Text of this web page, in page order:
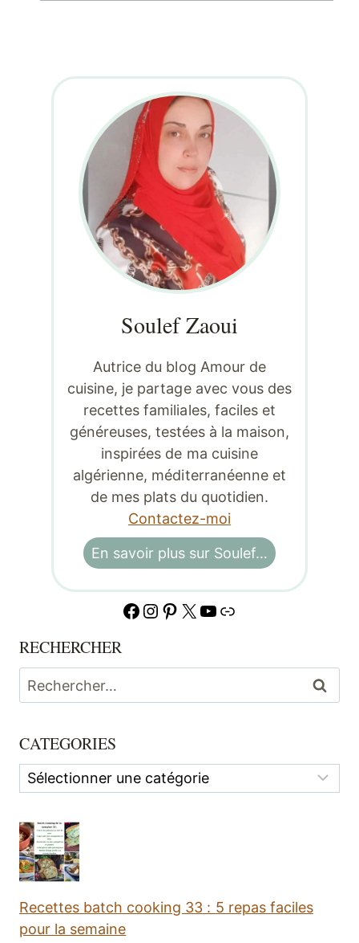
Soulef Zaoui
Autrice du blog Amour de
cuisine, je partage avec vous des
recettes familiales, faciles et
généreuses, testées à la maison,
inspirées de ma cuisine
algérienne, méditerranéenne et
de mes plats du quotidien.
Contactez-moi
En savoir plus sur Soulef…
Facebook
Instagram
Pinterest
X YouTube
Lien
RECHERCHER
Rechercher :
CATEGORIES
Categories
Recettes batch cooking 33 : 5 repas faciles
pour la semaine